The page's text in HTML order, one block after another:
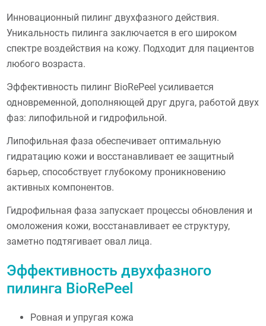
Инновационный пилинг двухфазного действия.
Уникальность пилинга заключается в его широком
спектре воздействия на кожу. Подходит для пациентов
любого возраста.
Эффективность пилинг BioRePeel усиливается
одновременной, дополняющей друг друга, работой двух
фаз: липофильной и гидрофильной.
Липофильная фаза обеспечивает оптимальную
гидратацию кожи и восстанавливает ее защитный
барьер, способствует глубокому проникновению
активных компонентов.
Гидрофильная фаза запускает процессы обновления и
омоложения кожи, восстанавливает ее структуру,
заметно подтягивает овал лица.
Эффективность двухфазного
пилинга BioRePeel
Ровная и упругая кожа